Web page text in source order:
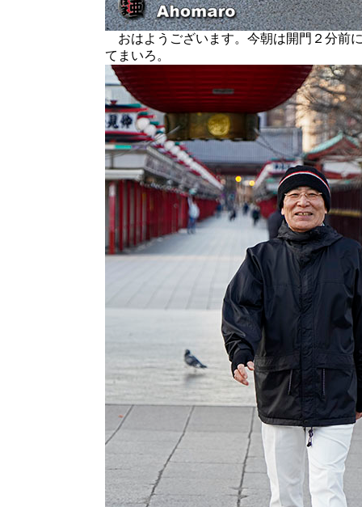
おはようございます。今朝は開門２分前
てまいろ。